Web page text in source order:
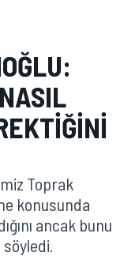
Toprak
konusunda
ancak bunu